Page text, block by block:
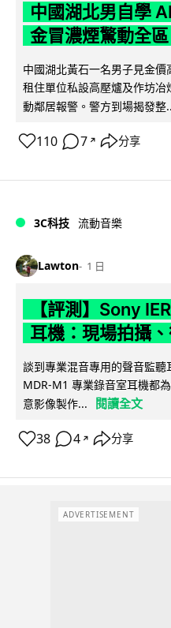
中國湖北男自學
金冒濃煙驚動全區
中國湖北黃石一名男子見金
租住單位私設高壓爐及作坊
動鄰居報警。警方到場揭發整
110 7 ↗ 分享
3C科技 流動音樂
Lawton 1 日
【評測】Sony
耳機：現場拍攝
談到專業混音專用的聲音監
MDR-M1 專業錄音室耳機都
意影像製作...
閱讀全文
38 4 ↗ 分享
ADVERTISEMENT